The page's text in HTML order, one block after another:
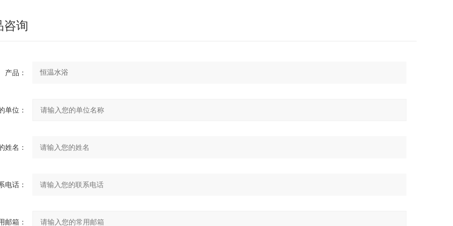
咨询
产品：
位：
名：
话：
箱：